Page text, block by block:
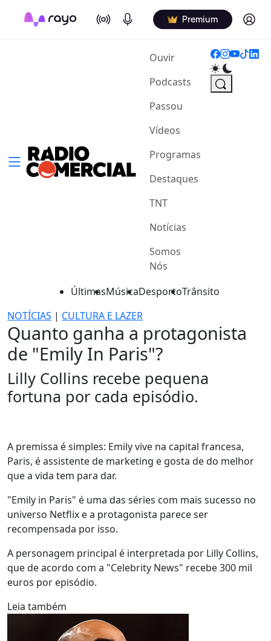
On Air Podcasts Premium Log in
Ouvir(current)
Podcasts
Passou
Vídeos
Programas
Destaques
TNT
Notícias
Somos
Nós
ÚltimasMúsicaDesportoTrânsito
NOTÍCIAS | CULTURA E LAZER
Quanto ganha a protagonista
de "Emily In Paris"?
Lilly Collins recebe pequena
fortuna por cada episódio.
A premissa é simples: Emily vive na capital francesa,
Paris, é assistente de marketing e gosta de do melhor
que a vida tem para dar.
"Emily in Paris" é uma das séries com mais sucesso no
universo Netflix e a protagonista parece ser
recompensada por isso.
A personagem principal é interpretada por Lilly Collins,
que de acordo com a "Celebrity News" recebe 300 mil
euros por episódio.
Leia também